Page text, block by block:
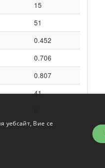
15
51
0.452
0.706
0.807
41
уебсайт, Вие се